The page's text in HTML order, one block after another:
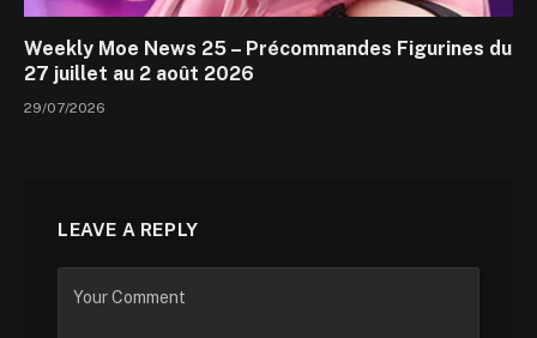
Weekly Moe News 25 – Précommandes Figurines du
27 juillet au 2 août 2026
29/07/2026
LEAVE A REPLY